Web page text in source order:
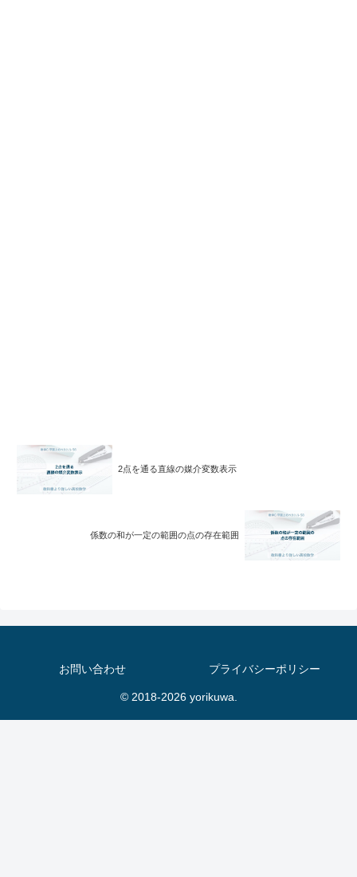
2点を通る直線の媒介変数表示
係数の和が一定の範囲の点の存在範囲
お問い合わせ プライバシーポリシー
© 2018-2026 yorikuwa.